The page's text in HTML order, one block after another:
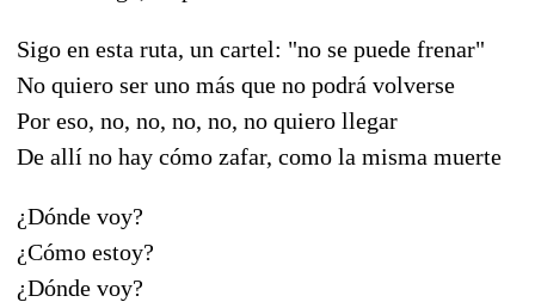
Sigo en esta ruta, un cartel: "no se puede frenar"
No quiero ser uno más que no podrá volverse
Por eso, no, no, no, no, no quiero llegar
De allí no hay cómo zafar, como la misma muerte
¿Dónde voy?
¿Cómo estoy?
¿Dónde voy?